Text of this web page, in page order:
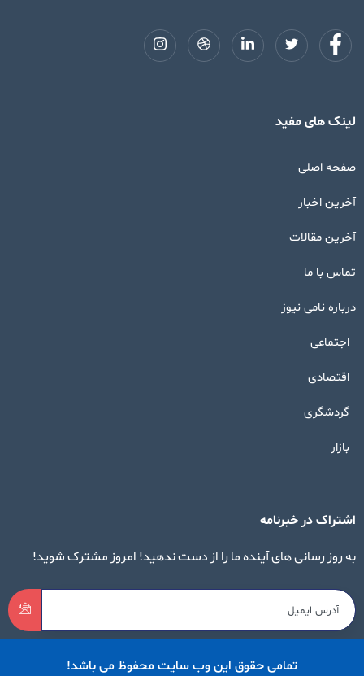
لینک های مفید
صفحه اصلی
آخرین اخبار
آخرین مقالات
تماس با ما
درباره نامی نیوز
اجتماعی
اقتصادی
گردشگری
بازار
اشتراک در خبرنامه
به روز رسانی های آینده ما را از دست ندهید! امروز مشترک شوید!
تمامی حقوق این وب سایت محفوظ می باشد!